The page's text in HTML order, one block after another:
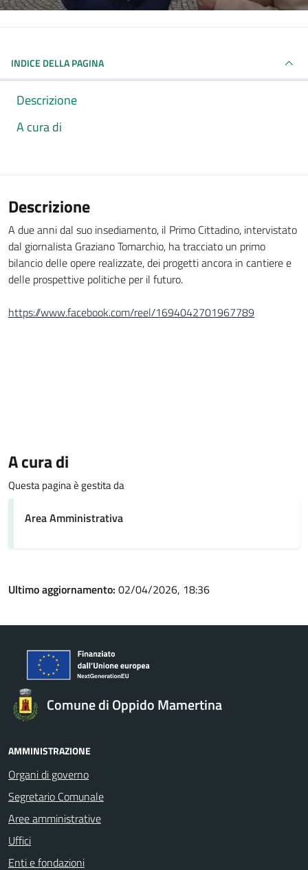
INDICE DELLA PAGINA
Descrizione
A cura di
Descrizione
A due anni dal suo insediamento, il Primo Cittadino, intervistato
dal giornalista Graziano Tomarchio, ha tracciato un primo
bilancio delle opere realizzate, dei progetti ancora in cantiere e
delle prospettive politiche per il futuro.
https://www.facebook.com/reel/1694042701967789
A cura di
Questa pagina è gestita da
Area Amministrativa
Ultimo aggiornamento: 02/04/2026, 18:36
Comune di Oppido Mamertina
AMMINISTRAZIONE
Organi di governo
Segretario Comunale
Aree amministrative
Uffici
Enti e fondazioni